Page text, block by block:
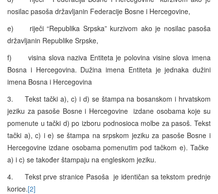
nosilac pasoša državljanin Federacije Bosne i Hercegovine,
e) riječi “Republika Srpska” kurzivom ako je nosilac pasoša
državljanin Republike Srpske,
f) visina slova naziva Entiteta je polovina visine slova imena
Bosna i Hercegovina. Dužina imena Entiteta je jednaka dužini
imena Bosna i Hercegovina
3. Tekst tački a), c) i d) se štampa na bosanskom i hrvatskom
jeziku za pasoše Bosne i Hercegovine izdane osobama koje su
pomenute u tački d) po izboru podnosioca molbe za pasoš. Tekst
tački a), c) i e) se štampa na srpskom jeziku za pasoše Bosne i
Hercegovine izdane osobama pomenutim pod tačkom e). Tačke
a) i c) se također štampaju na engleskom jeziku.
4. Tekst prve stranice Pasoša je identičan sa tekstom prednje
korice.[2]